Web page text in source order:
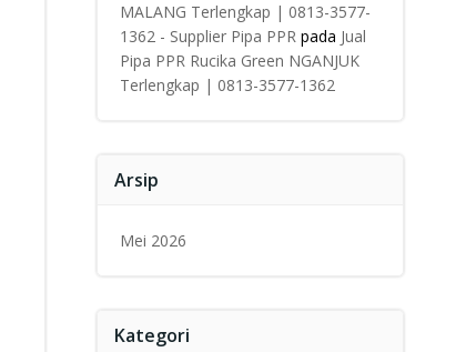
MALANG Terlengkap | 0813-3577-
1362 - Supplier Pipa PPRpada Jual
Pipa PPR Rucika Green NGANJUK
Terlengkap | 0813-3577-1362
Arsip
Mei 2026
Kategori